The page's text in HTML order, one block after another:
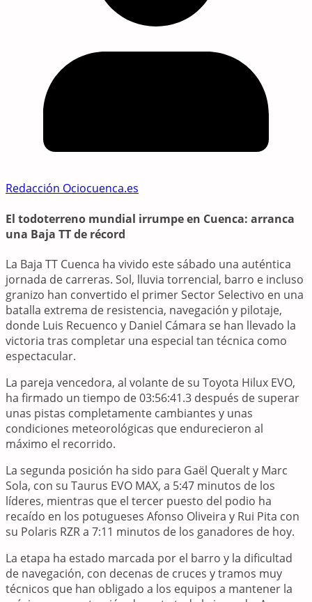
Redacción Ociocuenca.es
El todoterreno mundial irrumpe en Cuenca: arranca
una Baja TT de récord
La Baja TT Cuenca ha vivido este sábado una auténtica
jornada de carreras. Sol, lluvia torrencial, barro e incluso
granizo han convertido el primer Sector Selectivo en una
batalla extrema de resistencia, navegación y pilotaje,
donde Luis Recuenco y Daniel Cámara se han llevado la
victoria tras completar una especial tan técnica como
espectacular.
La pareja vencedora, al volante de su Toyota Hilux EVO,
ha firmado un tiempo de 03:56:41.3 después de superar
unas pistas completamente cambiantes y unas
condiciones meteorológicas que endurecieron al
máximo el recorrido.
La segunda posición ha sido para Gaël Queralt y Marc
Sola, con su Taurus EVO MAX, a 5:47 minutos de los
líderes, mientras que el tercer puesto del podio ha
recaído en los potugueses Afonso Oliveira y Rui Pita con
su Polaris RZR a 7:11 minutos de los ganadores de hoy.
La etapa ha estado marcada por el barro y la dificultad
de navegación, con decenas de cruces y tramos muy
técnicos que han obligado a los equipos a mantener la